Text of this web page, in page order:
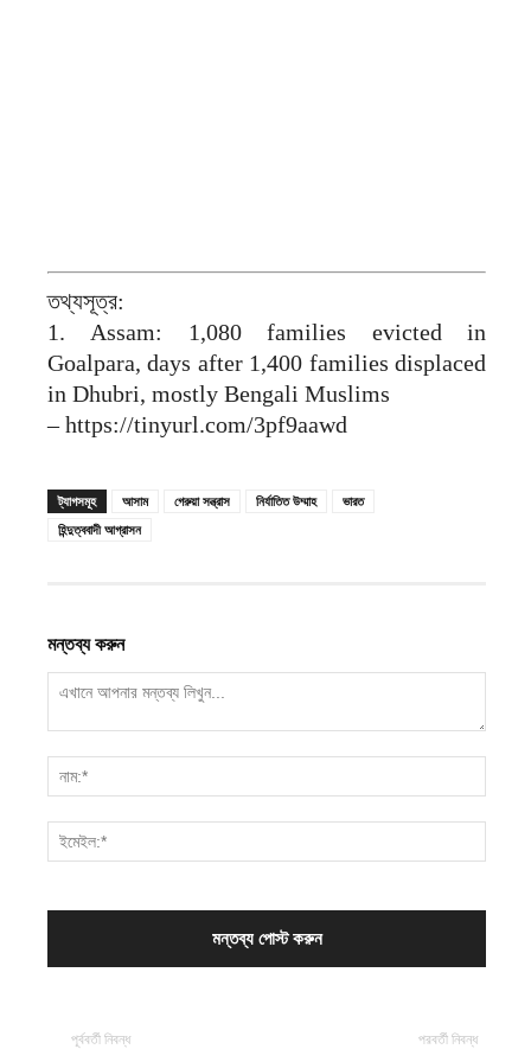
তথ্যসূত্র:
1. Assam: 1,080 families evicted in
Goalpara, days after 1,400 families displaced
in Dhubri, mostly Bengali Muslims
– https://tinyurl.com/3pf9aawd
ট্যাগসমূহ আসাম গেরুয়া সন্ত্রাস নির্যাতিত উম্মাহ
ভারত
হিন্দুত্ববাদী আগ্রাসন
মন্তব্য করুন
পূর্ববর্তী নিবন্ধ পরবর্তী নিবন্ধ